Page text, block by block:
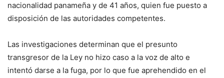
nacionalidad panameña y de 41 años, quien fue puesto a
disposición de las autoridades competentes.
Las investigaciones determinan que el presunto
transgresor de la Ley no hizo caso a la voz de alto e
intentó darse a la fuga, por lo que fue aprehendido en el